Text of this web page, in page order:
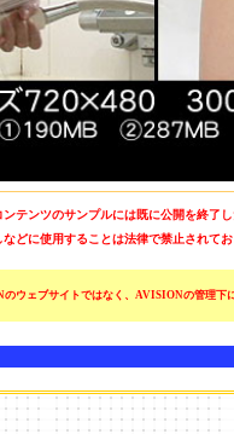
テンツのサンプルには既に公開を終了
どに使用することは法律で禁止されて
ウェブサイトではなく、AVISIONの管理下